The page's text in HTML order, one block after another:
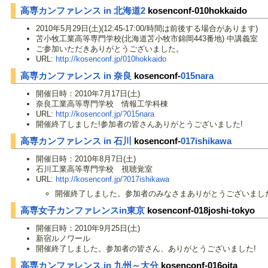
高専カンファレンス in 北海道2kosenconf-010hokkaido
2010年5月29日(土)(12:45-17:00/時間は前後する場合があります)
苫小牧工業高等専門学校(北海道苫小牧市錦岡443番地) 中講義室
ご参加いただきありがとうございました。
URL: http://kosenconf.jp/010hokkaido
高専カンファレンス in 奈良 kosenconf-015nara
開催日時：2010年7月17日(土)
奈良工業高等専門学校 情報工学科棟
URL: http://kosenconf.jp/?015nara
開催終了しました!参加者の皆さんありがとうございました!
高専カンファレンス in 石川 kosenconf-017ishikawa
開催日時：2010年8月7日(土)
石川工業高等専門学校 視聴覚室
URL: http://kosenconf.jp/?017ishikawa
開催終了しました。参加者のみなさまありがとうございまし
高専女子カンファレンスin東京kosenconf-018joshi-tokyo
開催日時：2010年9月25日(土)
新宿ルノワール
開催終了しました。参加者の皆さん、ありがとうございました!
高専カンファレンス in 九州～大分kosenconf-016oita